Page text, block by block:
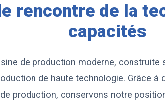
rencontre de la
capacités
de production moderne, construite
de haute technologie. Grâce
production, conservons notre